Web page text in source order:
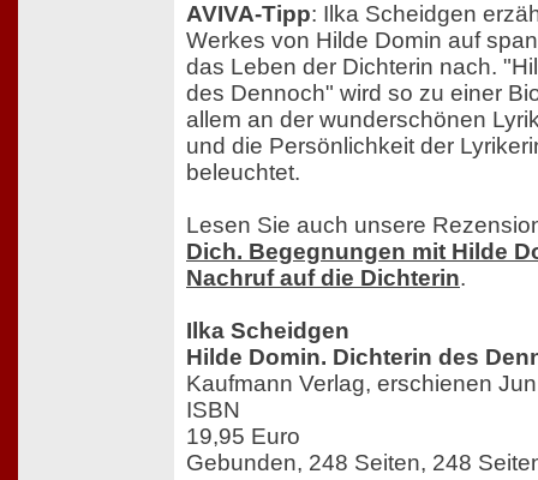
AVIVA-Tipp: Ilka Scheidgen
Werkes von Hilde Domin auf
das Leben der Dichterin nach.
des Dennoch" wird so zu einer
allem an der wunderschönen
und die Persönlichkeit der
beleuchtet.
Lesen Sie auch unsere
Dich. Begegnungen mit Hilde
Nachruf auf die Dichterin.
Ilka Scheidgen
Hilde Domin. Dichterin des
Kaufmann Verlag, erschienen
ISBN
19,95 Euro
Gebunden, 248 Seiten, 248